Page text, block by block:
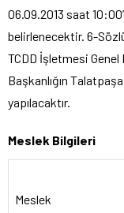
06.09.2013 saat
belirlenecektir. 6-
TCDD İşletmesi Genel
Başkanlığın
yapılacaktır.
Meslek Bilgileri
Meslek